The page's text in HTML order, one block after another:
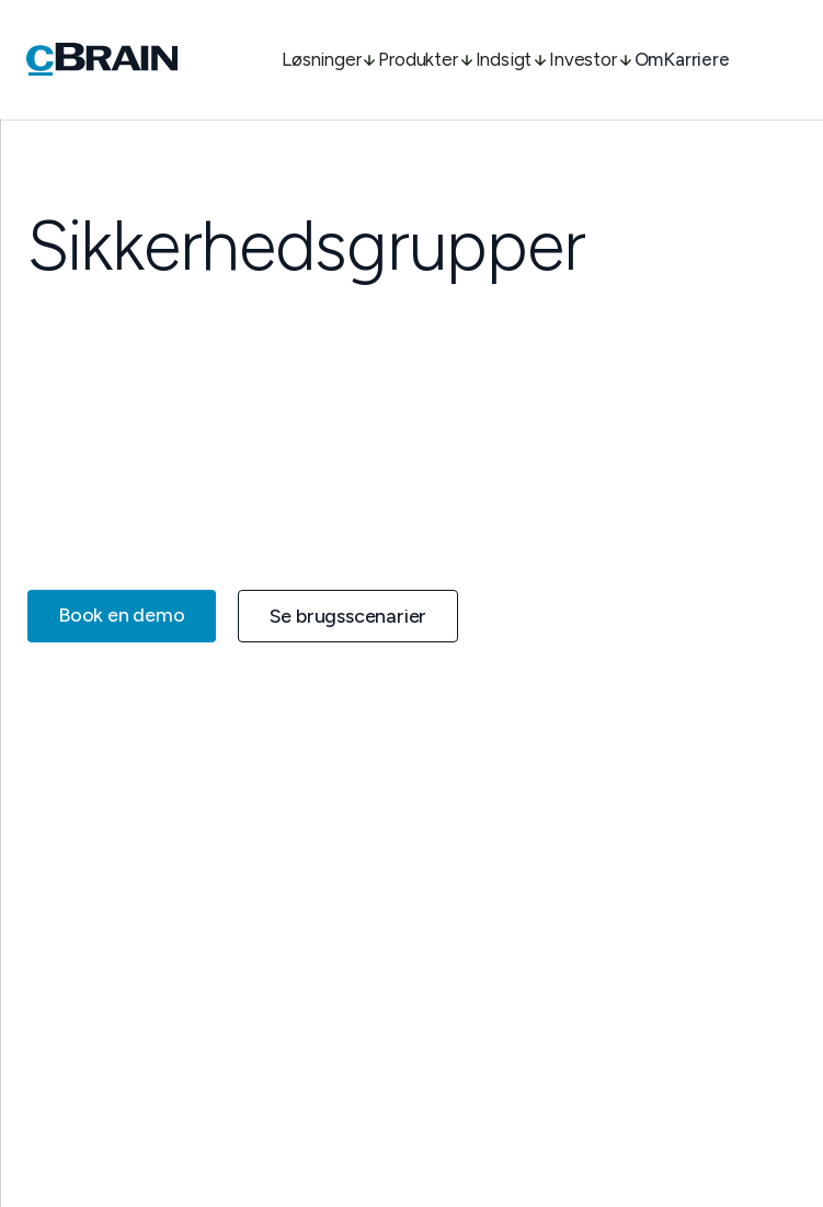
Løsninger Produkter Indsigt Investor OmKarriere
Sikkerhedsgrupper
Book en demo Se brugsscenarier